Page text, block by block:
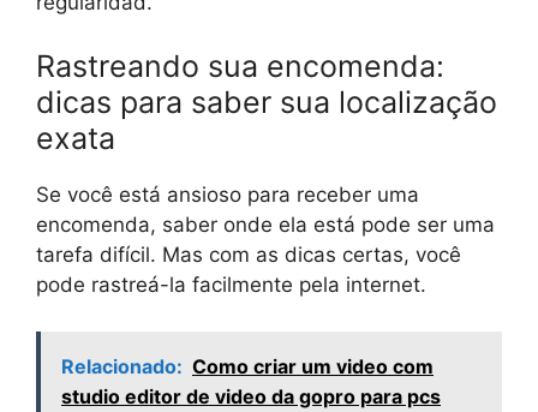
Rastreando sua encomenda:
dicas para saber sua localização
exata
Se você está ansioso para receber uma
encomenda, saber onde ela está pode ser uma
tarefa difícil. Mas com as dicas certas, você
pode rastreá-la facilmente pela internet.
Relacionado: Como criar um video com
studio editor de video da gopro para pcs